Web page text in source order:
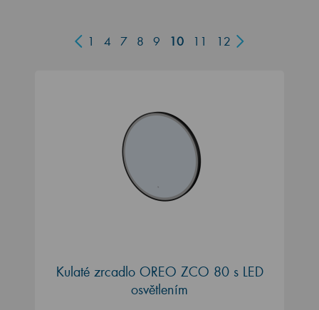
1 4 7 8 9 10 11 12
Kulaté zrcadlo OREO ZCO 80 s LED
osvětlením